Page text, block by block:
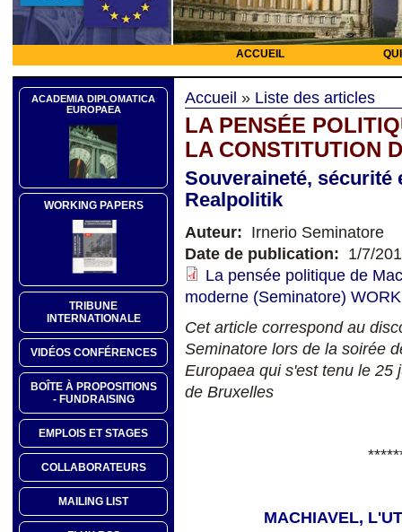
ACCUEIL
ACADEMIA DIPLOMATICA
EUROPAEA
WORKING PAPERS
TRIBUNE
INTERNATIONALE
VIDÉOS CONFÉRENCES
BOÎTE À PROPOSITIONS
- FUNDRAISING
EMPLOIS ET STAGES
COLLABORATEURS
MAILING LIST
Accueil » Liste des articles
LA PENSÉE
LA CONSTITUTION
Souveraineté, sécurité
Realpolitik
Auteur: Irnerio Seminatore
Date de publication: 1/7/
La pensée politique de
moderne (Seminatore)
Cet article correspond au
Seminatore lors de la soirée
Europaea qui s'est tenu le 25
de Bruxelles
MACHIAVEL,